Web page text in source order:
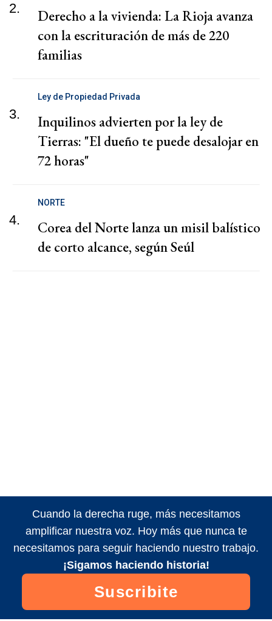
2.
Derecho a la vivienda: La Rioja avanza
con la escrituración de más de 220
familias
3.
Ley de Propiedad Privada
Inquilinos advierten por la ley de
Tierras: "El dueño te puede desalojar en
72 horas"
4.
NORTE
Corea del Norte lanza un misil balístico
de corto alcance, según Seúl
Cuando la derecha ruge, más necesitamos
amplificar nuestra voz. Hoy más que nunca te
necesitamos para seguir haciendo nuestro trabajo.
¡Sigamos haciendo historia!
Suscribite